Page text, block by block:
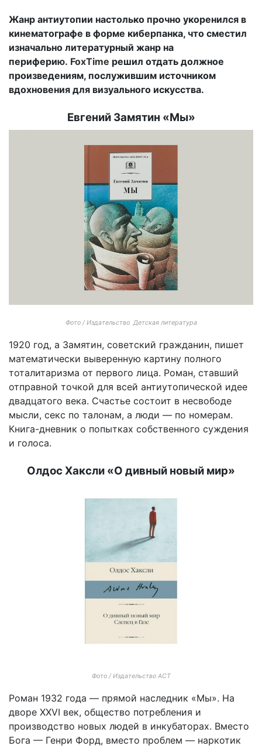
Жанр антиутопии настолько прочно укоренился в
кинематографе в форме киберпанка, что сместил
изначально литературный жанр на
периферию. FoxTime решил отдать должное
произведениям, послужившим источником
вдохновения для визуального искусства.
Евгений Замятин «Мы»
Фото / Издательство Детская литература
1920 год, а Замятин, советский гражданин, пишет
математически выверенную картину полного
тоталитаризма от первого лица. Роман, ставший
отправной точкой для всей антиутопической идее
двадцатого века. Счастье состоит в несвободе
мысли, секс по талонам, а люди — по номерам.
Книга-дневник о попытках собственного суждения
и голоса.
Олдос Хаксли «О дивный новый мир»
Фото / Издательство АСТ
Роман 1932 года — прямой наследник «Мы». На
дворе XXVI век, общество потребления и
производство новых людей в инкубаторах. Вместо
Бога — Генри Форд, вместо проблем — наркотик